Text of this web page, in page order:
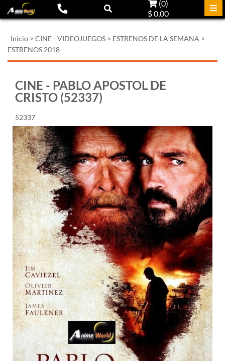
(0)
$ 0,00
Inicio > CINE - VIDEOJUEGOS > ESTRENOS DE LA SEMANA >
ESTRENOS 2018
CINE - PABLO APOSTOL DE
CRISTO (52337)
52337